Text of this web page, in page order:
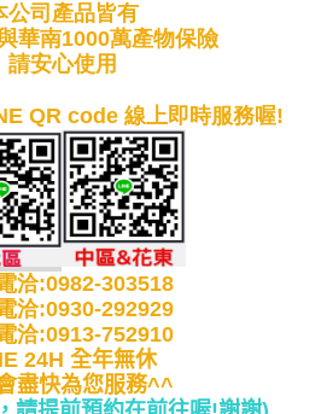
公司產品皆有
華南1000萬產物保險
請安心使用
QR code 線上即時服務喔!
洽:0982-303518
洽:0930-292929
洽:0913-752910
24H 全年無休
盡快為您服務^^